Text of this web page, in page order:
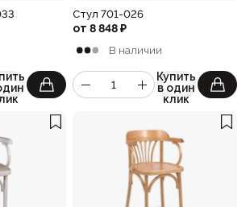
Стул 701-026
от 8 848₽
В наличии
Купить
в один
клик